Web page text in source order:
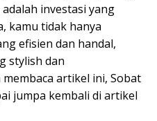
investasi yang
kamu tidak hanya
efisien dan handal,
stylish dan
artikel ini, Sobat
jumpa kembali di artikel